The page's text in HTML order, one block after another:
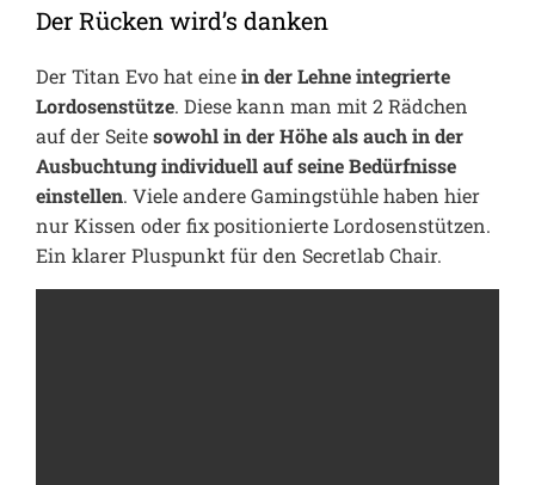
Der Rücken wird’s danken
Der Titan Evo hat einein der Lehne integrierte
Lordosenstütze. Diese kann man mit 2 Rädchen
auf der Seitesowohl in der Höhe als auch in der
Ausbuchtung individuell auf seine Bedürfnisse
einstellen. Viele andere Gamingstühle haben hier
nur Kissen oder fix positionierte Lordosenstützen.
Ein klarer Pluspunkt für den Secretlab Chair.